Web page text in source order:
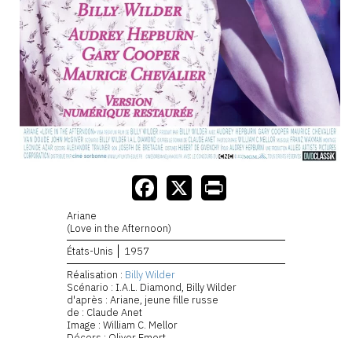
Ariane
(Love in the Afternoon)
États-Unis
1957
Réalisation : Billy Wilder
Scénario : I.A.L. Diamond, Billy Wilder
d'après : Ariane, jeune fille russe
de : Claude Anet
Image : William C. Mellor